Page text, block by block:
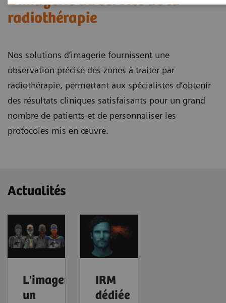
radiothérapie
Nos solutions d’imagerie fournissent une
observation précise des zones à traiter par
radiothérapie, permettant aux spécialistes d’obtenir
des résultats cliniques satisfaisants pour un grand
nombre de patients et de personnaliser les
protocoles mis en œuvre.
Actualités
L'imagerie,
un
IRM
dédiée